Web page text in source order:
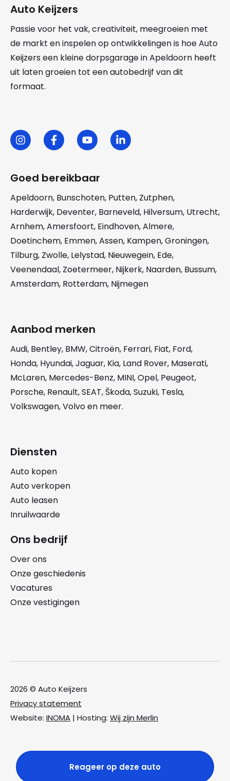
Reageer op deze auto
Auto Keijzers
Passie voor het vak, creativiteit, meegroeien met
de markt en inspelen op ontwikkelingen is hoe Auto
Keijzers een kleine dorpsgarage in Apeldoorn heeft
uit laten groeien tot een autobedrijf van dit
formaat.
Goed bereikbaar
Apeldoorn, Bunschoten, Putten, Zutphen,
Harderwijk, Deventer, Barneveld, Hilversum, Utrecht,
Arnhem,Amersfoort, Eindhoven,Almere,
Doetinchem, Emmen,Assen, Kampen,Groningen,
Tilburg, Zwolle, Lelystad, Nieuwegein, Ede,
Veenendaal, Zoetermeer, Nijkerk, Naarden, Bussum,
Amsterdam, Rotterdam, Nijmegen
Aanbod merken
Audi, Bentley, BMW,Citroën, Ferrari, Fiat, Ford,
Honda, Hyundai,Jaguar, Kia, Land Rover, Maserati,
McLaren, Mercedes-Benz, MINI,Opel, Peugeot,
Porsche, Renault,SEAT, Škoda,Suzuki, Tesla,
Volkswagen,Volvoen meer.
Diensten
Auto kopen
Auto verkopen
Auto leasen
Inruilwaarde
Ons bedrijf
Over ons
Onze geschiedenis
Vacatures
Onze vestigingen
2026 © Auto Keijzers
Privacy statement
Website: INOMA | Hosting: Wij zijn Merlin